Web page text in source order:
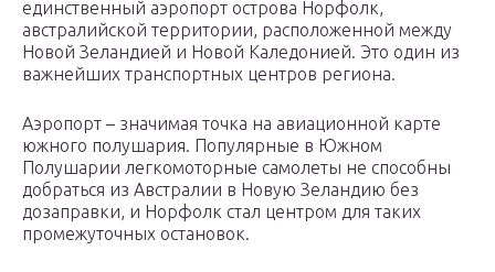
единственный аэропорт острова Норфолк,
австралийской территории, расположенной между
Новой Зеландией и Новой Каледонией. Это один из
важнейших транспортных центров региона.
Аэропорт – значимая точка на авиационной карте
южного полушария. Популярные в Южном
Полушарии легкомоторные самолеты не способны
добраться из Австралии в Новую Зеландию без
дозаправки, и Норфолк стал центром для таких
промежуточных остановок.